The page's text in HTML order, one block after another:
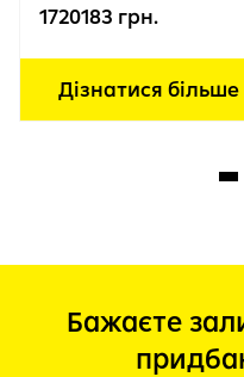
1720183 грн.
Дізнатися більше
Бажаєте